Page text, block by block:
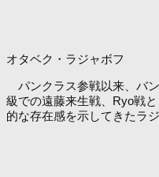
オタベク・ラジャボフ
パンクラス参戦以来、バ
級での遠藤来生戦、Ryo戦
的な存在感を示してきたラジ